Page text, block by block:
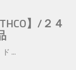
】/２４
...